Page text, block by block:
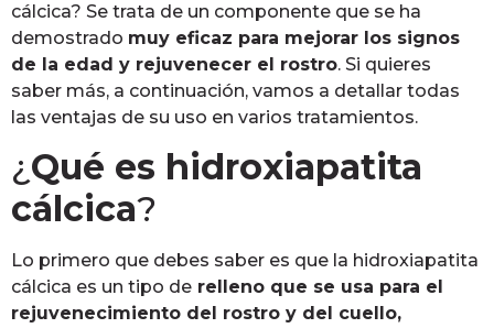
cálcica? Se trata de un componente que se ha
demostrado muy eficaz para mejorar los signos
de la edad y rejuvenecer el rostro. Si quieres
saber más, a continuación, vamos a detallar todas
las ventajas de su uso en varios tratamientos.
¿ Qué es hidroxiapatita
cálcica?
Lo primero que debes saber es que la hidroxiapatita
cálcica es un tipo de relleno que se usa para el
rejuvenecimiento del rostro y del cuello,